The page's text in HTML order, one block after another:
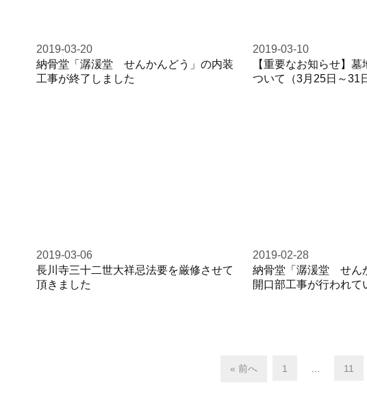
2019-03-20
納骨堂「潺湲堂 せんかんどう」の内装
工事が終了しました
2019-03-10
【重要なお知らせ】
ついて（3月25日～31
2019-03-06
長川寺三十二世大祥忌法要を厳修させて
頂きました
2019-02-28
納骨堂「潺湲堂 せん
開口部工事が行われて
« 前へ 1 11